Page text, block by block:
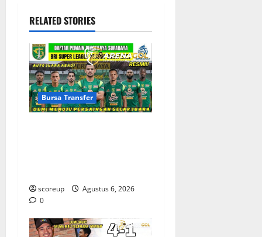
RELATED STORIES
Bursa Transfer
scoreup
Agustus 6, 2026
0